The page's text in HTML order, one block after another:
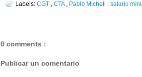
Labels: CGT CTA Pablo Micheli salario
0 comments :
Publicar un comentario